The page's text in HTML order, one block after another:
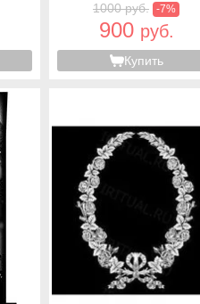
1000 руб. -7%
900 руб.
Купить